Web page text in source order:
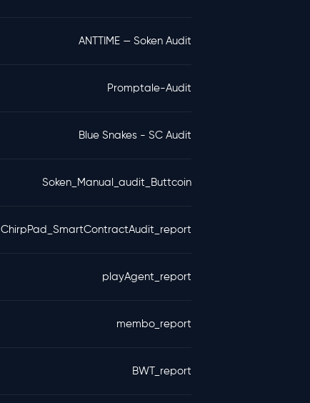
ANTTIME — Soken Audit
Promptale-Audit
Blue Snakes - SC Audit
Soken_Manual_audit_Buttcoin
ChirpPad_SmartContractAudit_report
playAgent_report
membo_report
BWT_report